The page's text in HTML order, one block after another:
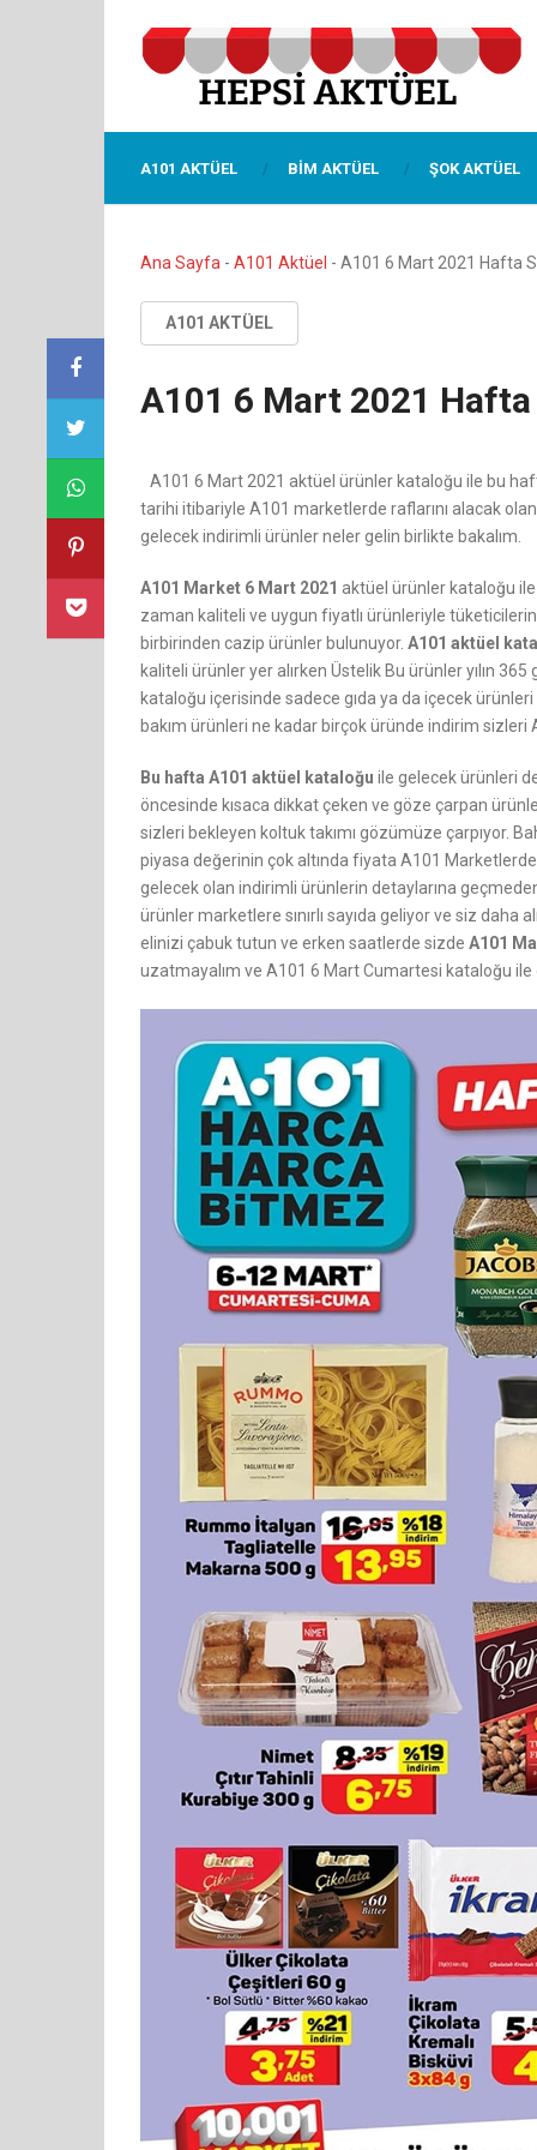
A101 AKTÜEL BIM AKTÜEL ŞOK AKTÜEL
Ana Sayfa - A101 Aktüel - A101 6 Mart 2021 Hafta
A101 AKTÜEL
A101 6 Mart 2021 Hafta
A101 6 Mart 2021 aktüel ürünler kataloğu ile bu
tarihi itibariyle A101 marketlerde raflarını alacak
gelecek indirimli ürünler neler gelin birlikte bakalım.
A101 Market 6 Mart 2021 aktüel ürünler kataloğu
zaman kaliteli ve uygun fiyatlı ürünleriyle
birbirinden cazip ürünler bulunuyor. A101 aktüel
kaliteli ürünler yer alırken Üstelik Bu ürünler yılın
kataloğu içerisinde sadece gıda ya da içecek
bakım ürünleri ne kadar birçok üründe indirim
Bu hafta A101 aktüel kataloğu ile gelecek ürünleri
öncesinde kısaca dikkat çeken ve göze çarpan
sizleri bekleyen koltuk takımı gözümüze çarpıyor.
piyasa değerinin çok altında fiyata A101
gelecek olan indirimli ürünlerin detaylarına
ürünler marketlere sınırlı sayıda geliyor ve siz
elinizi çabuk tutun ve erken saatlerde sizde A101
uzatmayalım ve A101 6 Mart Cumartesi kataloğu